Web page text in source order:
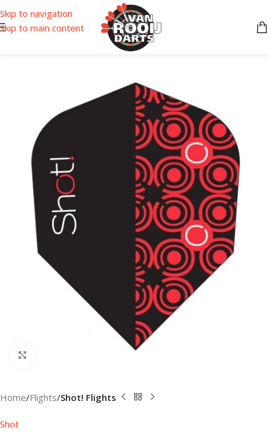
Skip to navigation
Skip to main content
Home Flights Shot! Flights
Shot